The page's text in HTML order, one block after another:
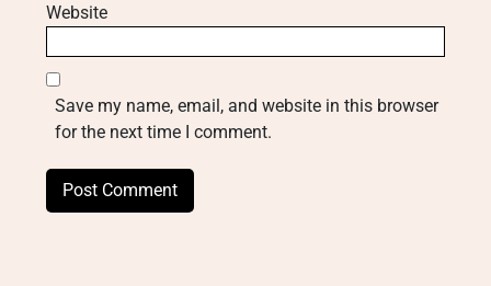
Website
Save my name, email, and website in this browser
for the next time I comment.